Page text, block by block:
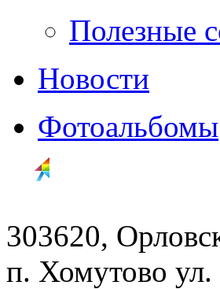
Полезные
Новости
Фотоальбомы
303620,
п. Хомутово